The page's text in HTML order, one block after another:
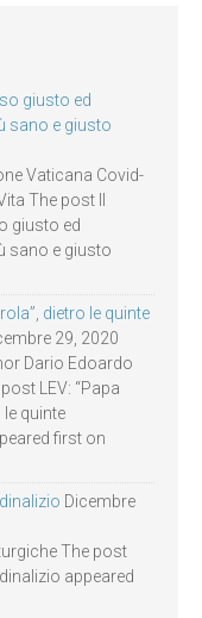
giusto ed
sano e giusto
Vaticana Covid-
The post Il
giusto ed
sano e giusto
dietro le quinte
29, 2020
Dario Edoardo
LEV: “Papa
quinte
first on
Dicembre
The post
appeared